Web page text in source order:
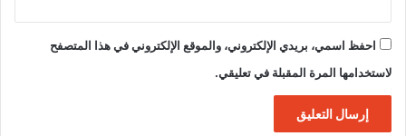
احفظ اسمي، بريدي الإلكتروني، والموقع الإلكتروني في هذا المتصفح
لاستخدامها المرة المقبلة في تعليقي.